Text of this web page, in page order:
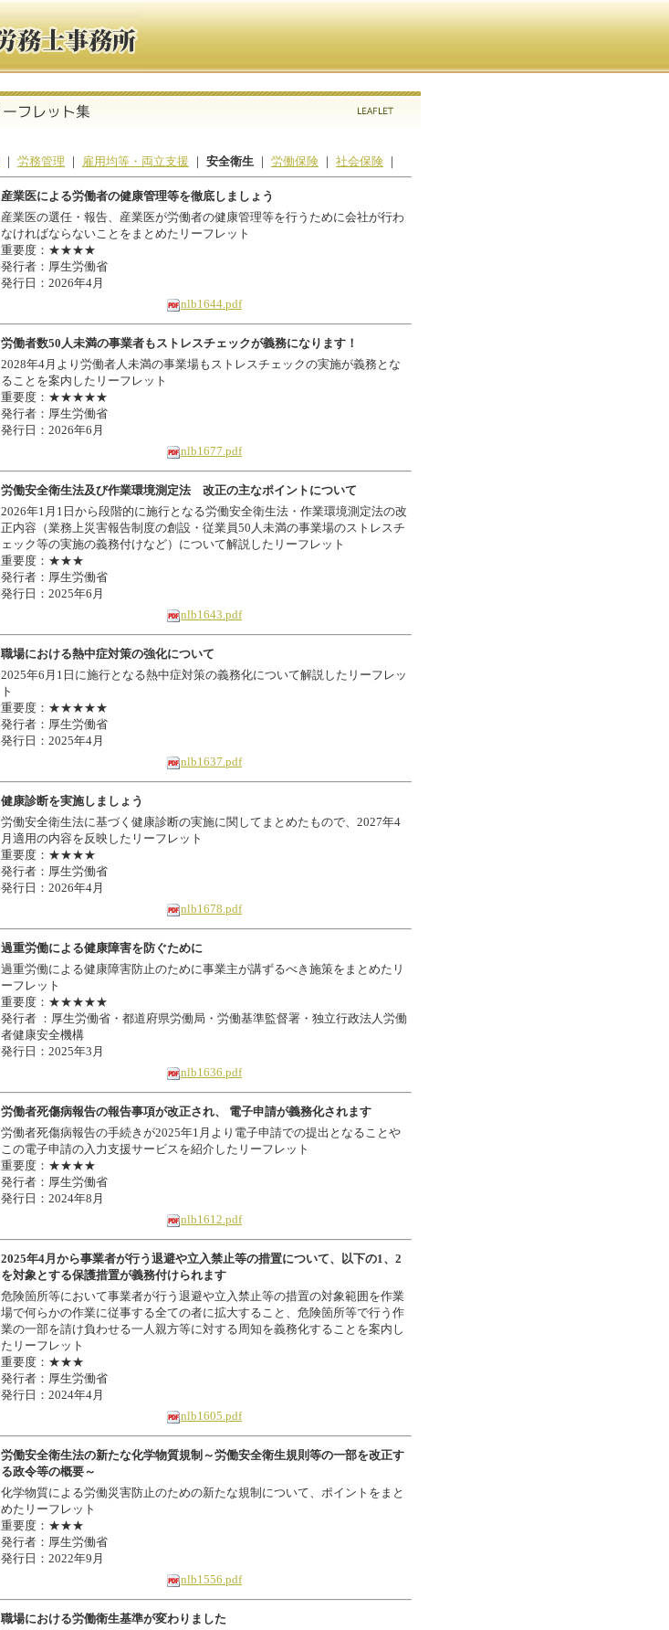
｜ 労務管理 ｜ 雇用均等・両立支援 ｜ 安全衛生 ｜ 労働保険 ｜ 社会保険 ｜
産業医による労働者の健康管理等を徹底しましょう
産業医の選任・報告、産業医が労働者の健康管理等を行うために会社が行わ
なければならないことをまとめたリーフレット
重要度：★★★★
発行者：厚生労働省
発行日：2026年4月
nlb1644.pdf
労働者数50人未満の事業者もストレスチェックが義務になります！
2028年4月より労働者人未満の事業場もストレスチェックの実施が義務とな
ることを案内したリーフレット
重要度：★★★★★
発行者：厚生労働省
発行日：2026年6月
nlb1677.pdf
労働安全衛生法及び作業環境測定法 改正の主なポイントについて
2026年1月1日から段階的に施行となる労働安全衛生法・作業環境測定法の改
正内容（業務上災害報告制度の創設・従業員50人未満の事業場のストレスチ
ェック等の実施の義務付けなど）について解説したリーフレット
重要度：★★★
発行者：厚生労働省
発行日：2025年6月
nlb1643.pdf
職場における熱中症対策の強化について
2025年6月1日に施行となる熱中症対策の義務化について解説したリーフレッ
ト
重要度：★★★★★
発行者：厚生労働省
発行日：2025年4月
nlb1637.pdf
健康診断を実施しましょう
労働安全衛生法に基づく健康診断の実施に関してまとめたもので、2027年4
月適用の内容を反映したリーフレット
重要度：★★★★
発行者：厚生労働省
発行日：2026年4月
nlb1678.pdf
過重労働による健康障害を防ぐために
過重労働による健康障害防止のために事業主が講ずるべき施策をまとめたリ
ーフレット
重要度：★★★★★
発行者 ：厚生労働省・都道府県労働局・労働基準監督署・独立行政法人労働
者健康安全機構
発行日：2025年3月
nlb1636.pdf
労働者死傷病報告の報告事項が改正され、 電子申請が義務化されます
労働者死傷病報告の手続きが2025年1月より電子申請での提出となることや
この電子申請の入力支援サービスを紹介したリーフレット
重要度：★★★★
発行者：厚生労働省
発行日：2024年8月
nlb1612.pdf
2025年4月から事業者が行う退避や立入禁止等の措置について、以下の1、2
を対象とする保護措置が義務付けられます
危険箇所等において事業者が行う退避や立入禁止等の措置の対象範囲を作業
場で何らかの作業に従事する全ての者に拡大すること、危険箇所等で行う作
業の一部を請け負わせる一人親方等に対する周知を義務化することを案内し
たリーフレット
重要度：★★★
発行者：厚生労働省
発行日：2024年4月
nlb1605.pdf
労働安全衛生法の新たな化学物質規制～労働安全衛生規則等の一部を改正す
る政令等の概要～
化学物質による労働災害防止のための新たな規制について、ポイントをまと
めたリーフレット
重要度：★★★
発行者：厚生労働省
発行日：2022年9月
nlb1556.pdf
職場における労働衛生基準が変わりました